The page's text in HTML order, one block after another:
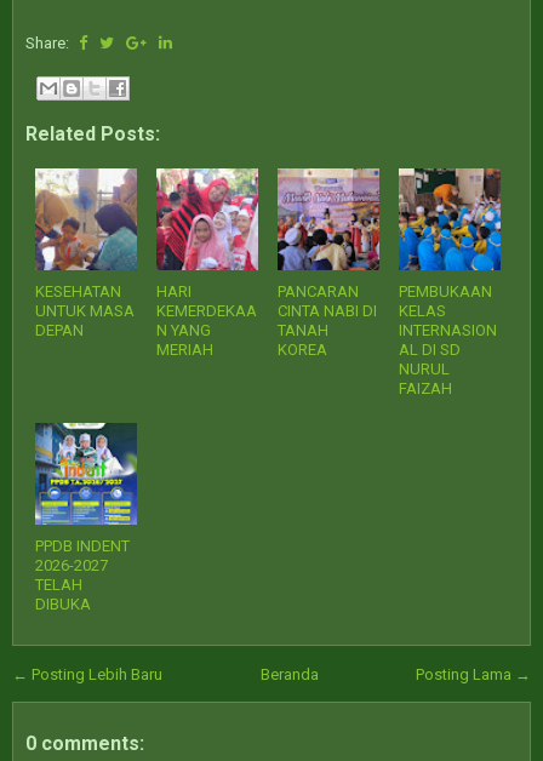
Share:
Related Posts:
KESEHATAN
UNTUK MASA
DEPAN
HARI
KEMERDEKAA
N YANG
MERIAH
PANCARAN
CINTA NABI DI
TANAH
KOREA
PEMBUKAAN
KELAS
INTERNASION
AL DI SD
NURUL
FAIZAH
PPDB INDENT
2026-2027
TELAH
DIBUKA
← Posting Lebih Baru Posting Lama →
Beranda
0 comments: